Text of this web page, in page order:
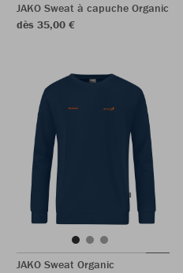
JAKO Sweat à capuche Organic
dès 35,00 €
JAKO Sweat Organic